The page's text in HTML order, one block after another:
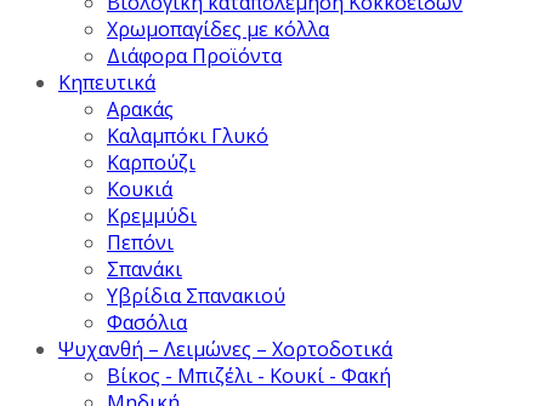
Χρωμοπαγίδες με κόλλα
Διάφορα Προϊόντα
Κηπευτικά
Αρακάς
Καλαμπόκι Γλυκό
Καρπούζι
Κουκιά
Κρεμμύδι
Πεπόνι
Σπανάκι
Υβρίδια Σπανακιού
Φασόλια
Ψυχανθή – Λειμώνες – Χορτοδοτικά
Βίκος - Μπιζέλι - Κουκί - Φακή